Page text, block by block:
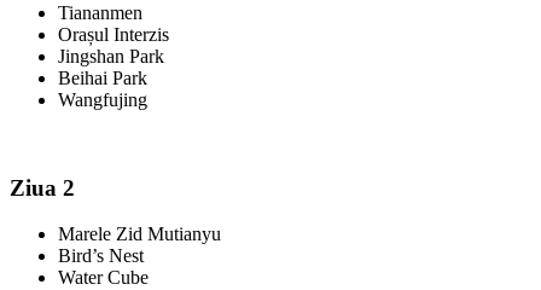
Tiananmen
Orașul Interzis
Jingshan Park
Beihai Park
Wangfujing
Ziua 2
Marele Zid Mutianyu
Bird’s Nest
Water Cube